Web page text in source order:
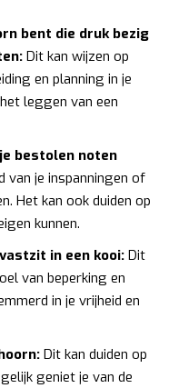
bent die druk bezig
Dit kan wijzen op
en planning in je
leggen van een
bestolen noten
van je inspanningen of
Het kan ook duiden op
kunnen.
in een kooi: Dit
van beperking en
in je vrijheid en
Dit kan duiden op
geniet je van de